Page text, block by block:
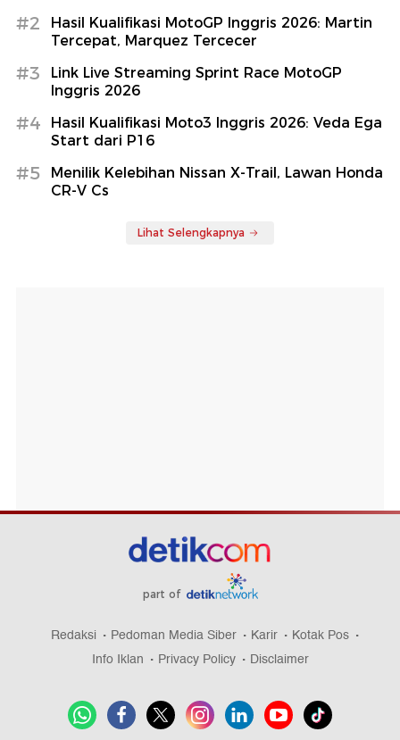
#2
Hasil Kualifikasi MotoGP Inggris 2026: Martin
Tercepat, Marquez Tercecer
#3
Link Live Streaming Sprint Race MotoGP
Inggris 2026
#4
Hasil Kualifikasi Moto3 Inggris 2026: Veda Ega
Start dari P16
#5
Menilik Kelebihan Nissan X-Trail, Lawan Honda
CR-V Cs
Lihat Selengkapnya
part of
Redaksi Pedoman Media Siber Karir
Kotak Pos
Info Iklan
Privacy Policy Disclaimer